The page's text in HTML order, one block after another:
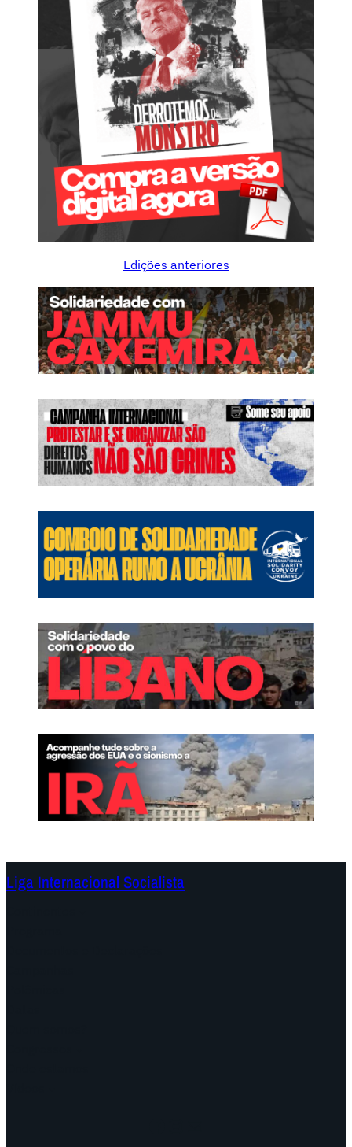
Edições anteriores
Liga Internacional Socialista